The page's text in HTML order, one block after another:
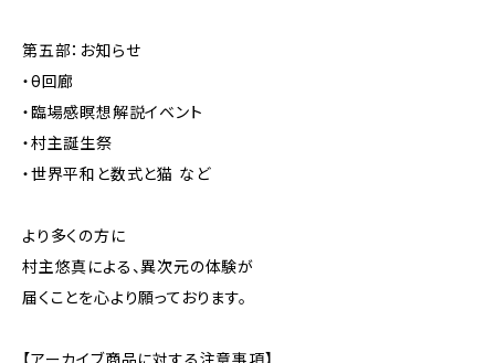
第五部：お知らせ
・θ回廊
・臨場感瞑想解説イベント
・村主誕生祭
・世界平和と数式と猫 など
より多くの方に
村主悠真による、異次元の体験が
届くことを心より願っております。
【アーカイブ商品に対する注意事項】